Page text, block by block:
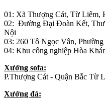
01: Xã Thượng Cát, Từ Liêm,
02: Đường Đại Đoàn Kết,
Nội
03: 260 Tô Ngọc Vân,
04: Khu công nghiệp Hòa
Xưởng sofa:
P.Thượng Cát - Quận Bắc Từ
Xưởng đá: